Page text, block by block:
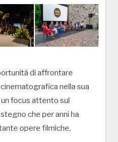
di affrontare
cinematografica nella sua
focus attento sul
che per anni ha
opere filmiche,